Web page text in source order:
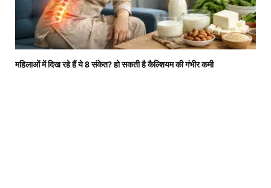
महिलाओं में दिख रहे हैं ये 8 संकेत? हो सकती है कैल्शियम की गंभीर कमी